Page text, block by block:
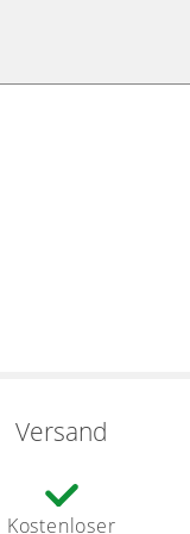
Versand
Kostenloser